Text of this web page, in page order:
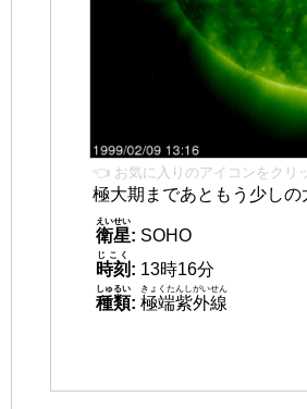
👈 お気に入りのアイコンをクリ
極大期まであともう少しの
衛星
えいせい
: SOHO
時刻
じこく
: 13時16分
種類
しゅるい
: 極端紫外線
きょくたんしがいせん